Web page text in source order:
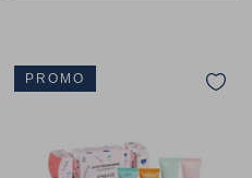
PROMO